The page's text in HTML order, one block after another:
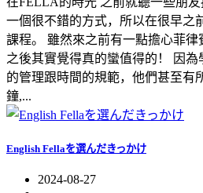
一個很不錯的方式，所以在很早之
課程。 雖然來之前有一點擔心菲
之後其實覺得真的蠻值得的！ 因
的管理跟時間的規範，他們甚至有
鐘,...
English Fellaを選んだきっかけ
2024-08-27